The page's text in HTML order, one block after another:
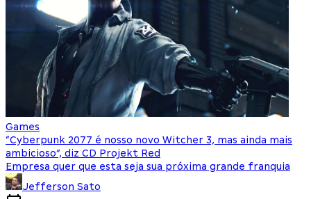
Games
“Cyberpunk 2077 é nosso novo Witcher 3, mas ainda mais
ambicioso”, diz CD Projekt Red
Empresa quer que esta seja sua próxima grande franquia
Jefferson Sato